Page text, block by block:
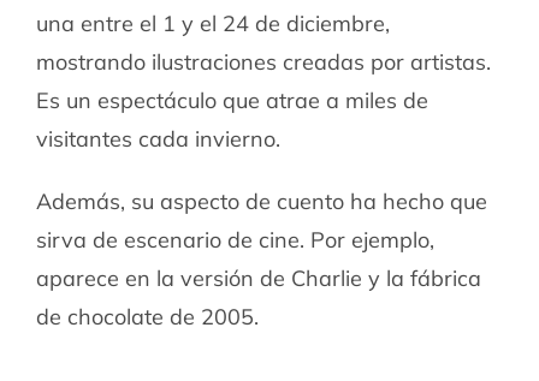
una entre el 1 y el 24 de diciembre,
mostrando ilustraciones creadas por artistas.
Es un espectáculo que atrae a miles de
visitantes cada invierno.
Además, su aspecto de cuento ha hecho que
sirva de escenario de cine. Por ejemplo,
aparece en la versión de Charlie y la fábrica
de chocolate de 2005.